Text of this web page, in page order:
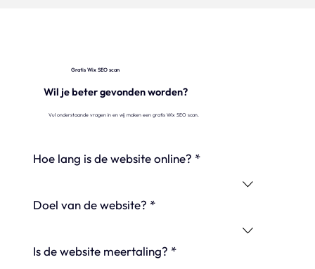
Gratis Wix SEO scan
Wil je beter gevonden worden?
Vul onderstaande vragen in en wij maken een gratis Wix SEO scan.
Hoe lang is de website online? *
Doel van de website? *
Is de website meertaling? *